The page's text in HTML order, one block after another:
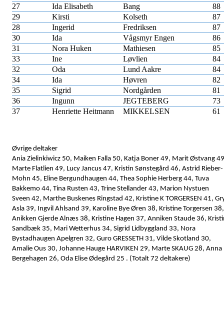
27
Ida Elisabeth Bang
88
29
Kirsti Kolseth
87
28
Ingerid Fredriksen
87
30
Ida Vågsmyr Engen
86
31
Nora Huken Mathiesen
85
33
Ine Løvlien
84
32
Oda Lund Aakre
84
34
Ida Høvren
82
35
Sigrid Nordgården
81
36
Ingunn JEGTEBERG
73
37
Henriette Heitmann MIKKELSEN 61
Øvrige deltaker
Ania Zielinkiwicz 50, Maiken Falla 50, Katja Boner 49, Marit Østvang
Marte Flatlien 49, Lucy Jancus 47, Kristin Sønstegård 46, Astrid Rieber-
Mohn 45, Eline Bergundhaugen 44, Thea Sophie Herberg 44, Tuva
Bakkemo 44, Tina Rusten 43, Trine Stellander 43, Marion Nystuen
Sveen 42, Marthe Buskenes Ringstad 42, Kristine K TORGERSEN 41,
Asla 39, Ingvil Ahlsand 39, Karoline Bye Øren 38, Kristine Torgersen 38,
Anikken Gjerde Alnæs 38, Kristine Hagen 37, Anniken Staude 36,
Sandbæk 35, Mari Wetterhus 34, Sigrid Lidbyggland 33, Nora
Bystadhaugen Apelgren 32, Guro GRESSETH 31, Vilde Skotland 30,
Amalie Ous 30, Johanne Hauge HARVIKEN 29, Marte SKAUG 28, Anna
Bergehagen 26, Oda Elise Ødegård 25 . (Totalt 72 deltakere)